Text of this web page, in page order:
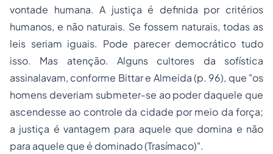
vontade humana. A justiça é definida por critérios
humanos, e não naturais. Se fossem naturais, todas as
leis seriam iguais. Pode parecer democrático tudo
isso. Mas atenção. Alguns cultores da sofística
assinalavam, conforme Bittar e Almeida (p. 96), que "os
homens deveriam submeter-se ao poder daquele que
ascendesse ao controle da cidade por meio da força;
a justiça é vantagem para aquele que domina e não
para aquele que é dominado (Trasímaco)".